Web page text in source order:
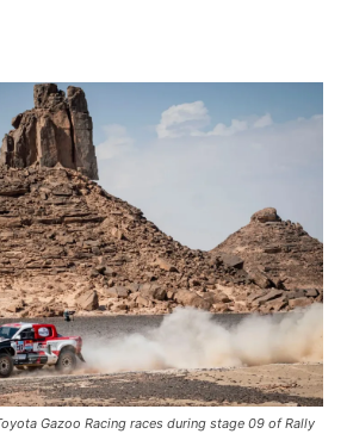
Gazoo Racing races during stage 09 of Rally